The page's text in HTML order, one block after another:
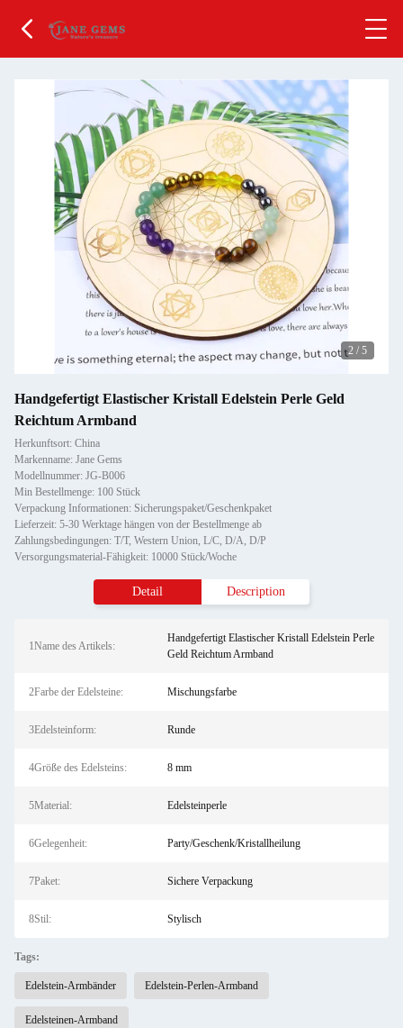
2 / 5
Handgefertigt Elastischer Kristall Edelstein Perle Geld
Reichtum Armband
Herkunftsort: China
Markenname: Jane Gems
Modellnummer: JG-B006
Min Bestellmenge: 100 Stück
Verpackung Informationen: Sicherungspaket/Geschenkpaket
Lieferzeit: 5-30 Werktage hängen von der Bestellmenge ab
Zahlungsbedingungen: T/T, Western Union, L/C, D/A, D/P
Versorgungsmaterial-Fähigkeit: 10000 Stück/Woche
Detail Description
1Name des Artikels:
Handgefertigt Elastischer Kristall Edelstein Perle
Geld Reichtum Armband
2Farbe der Edelsteine: Mischungsfarbe
3Edelsteinform: Runde
4Größe des Edelsteins: 8 mm
5Material: Edelsteinperle
6Gelegenheit: Party/Geschenk/Kristallheilung
7Paket: Sichere Verpackung
8Stil: Stylisch
Tags:
Edelstein-Armbänder Edelstein-Perlen-Armband
Edelsteinen-Armband